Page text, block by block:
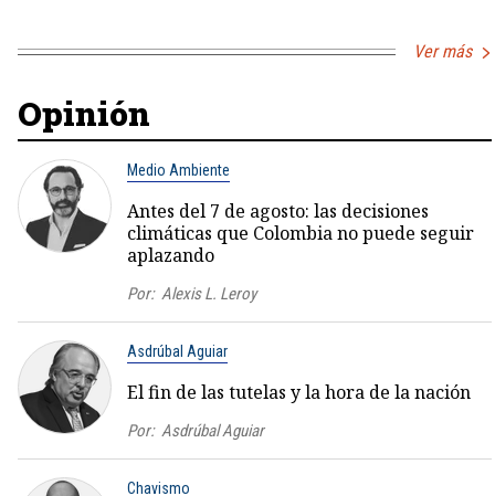
Ver más
Opinión
Medio Ambiente
Antes del 7 de agosto: las decisiones
climáticas que Colombia no puede seguir
aplazando
Por: Alexis L. Leroy
Asdrúbal Aguiar
El fin de las tutelas y la hora de la nación
Por: Asdrúbal Aguiar
Chavismo